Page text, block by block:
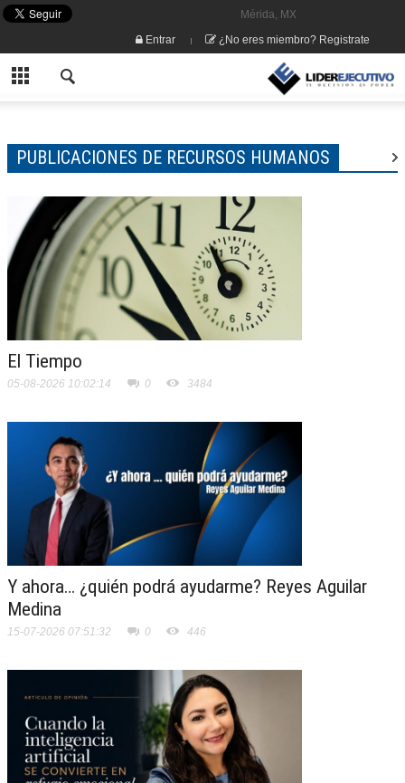
Mérida, MX
Entrar
¿No eres miembro? Registrate
PUBLICACIONES DE RECURSOS HUMANOS
El Tiempo
05-08-2026 10:02:14 0 3484
Y ahora… ¿quién podrá ayudarme? Reyes Aguilar
Medina
15-07-2026 07:51:32 0 446